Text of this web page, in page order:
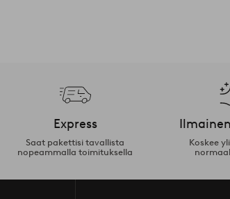
Express
Saat pakettisi tavallista
nopeammalla toimituksella
Koskee